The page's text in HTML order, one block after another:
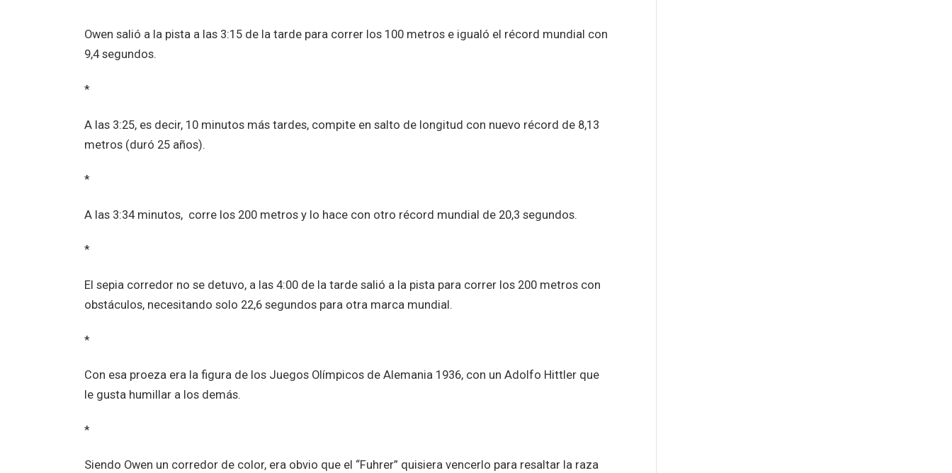
Owen salió a la pista a las 3:15 de la tarde para correr los 100 metros e igualó el récord mundial con
9,4 segundos.
*
A las 3:25, es decir, 10 minutos más tardes, compite en salto de longitud con nuevo récord de 8,13
metros (duró 25 años).
*
A las 3:34 minutos, corre los 200 metros y lo hace con otro récord mundial de 20,3 segundos.
*
El sepia corredor no se detuvo, a las 4:00 de la tarde salió a la pista para correr los 200 metros con
obstáculos, necesitando solo 22,6 segundos para otra marca mundial.
*
Con esa proeza era la figura de los Juegos Olímpicos de Alemania 1936, con un Adolfo Hittler que
le gusta humillar a los demás.
*
Siendo Owen un corredor de color, era obvio que el “Fuhrer” quisiera vencerlo para resaltar la raza